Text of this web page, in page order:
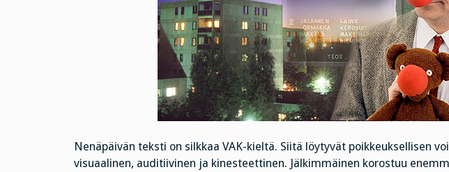
Nenäpäivän teksti on silkkaa VAK-kieltä. Siitä löytyvät poikkeuksellisen
visuaalinen, auditiivinen ja kinesteettinen. Jälkimmäinen korostuu